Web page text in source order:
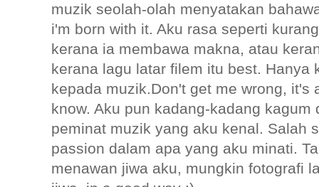
muzik seolah-olah menyatakan
i'm born with it. Aku rasa seperti
kerana ia membawa makna, atau
kerana lagu latar filem itu best. Hanya
kepada muzik.Don't get me wrong, it's
know. Aku pun kadang-kadang
peminat muzik yang aku kenal. Salah
passion dalam apa yang aku minati.
menawan jiwa aku, mungkin fotografi